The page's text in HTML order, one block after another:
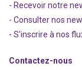
- Recevoir notre
- Consulter nos
- S'inscrire à nos
Contactez-nous